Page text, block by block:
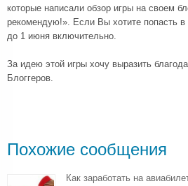
которые написали обзор игры на своем
рекомендую!». Если Вы хотите попасть в
до 1 июня включительно.
За идею этой игры хочу выразить
Блоггеров.
Похожие сообщения
Как заработать на